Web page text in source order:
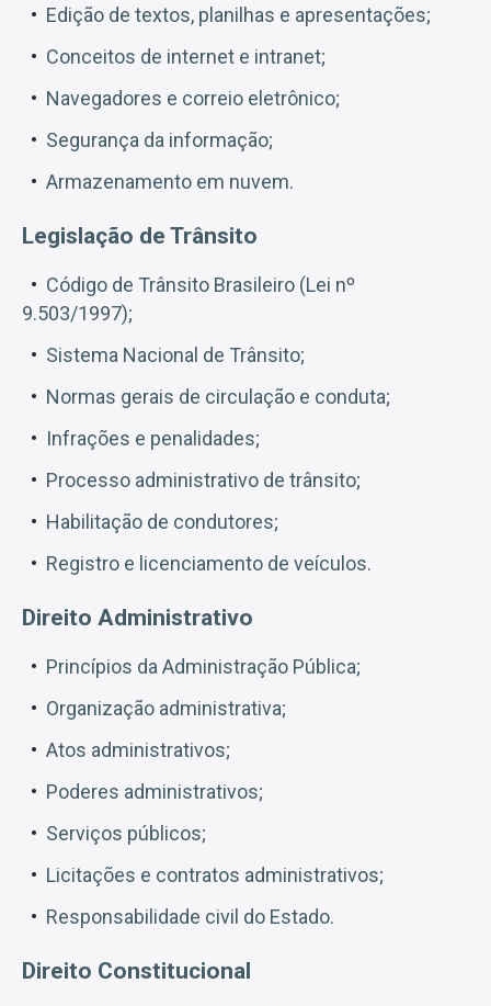
Edição de textos, planilhas e apresentações;
Conceitos de internet e intranet;
Navegadores e correio eletrônico;
Segurança da informação;
Armazenamento em nuvem.
Legislação de Trânsito
Código de Trânsito Brasileiro (Lei nº
9.503/1997);
Sistema Nacional de Trânsito;
Normas gerais de circulação e conduta;
Infrações e penalidades;
Processo administrativo de trânsito;
Habilitação de condutores;
Registro e licenciamento de veículos.
Direito Administrativo
Princípios da Administração Pública;
Organização administrativa;
Atos administrativos;
Poderes administrativos;
Serviços públicos;
Licitações e contratos administrativos;
Responsabilidade civil do Estado.
Direito Constitucional